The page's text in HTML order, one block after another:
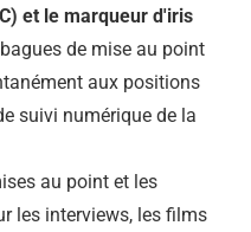
et le marqueur d'iris
de mise au point
aux positions
suivi numérique de la
au point et les
les interviews, les films